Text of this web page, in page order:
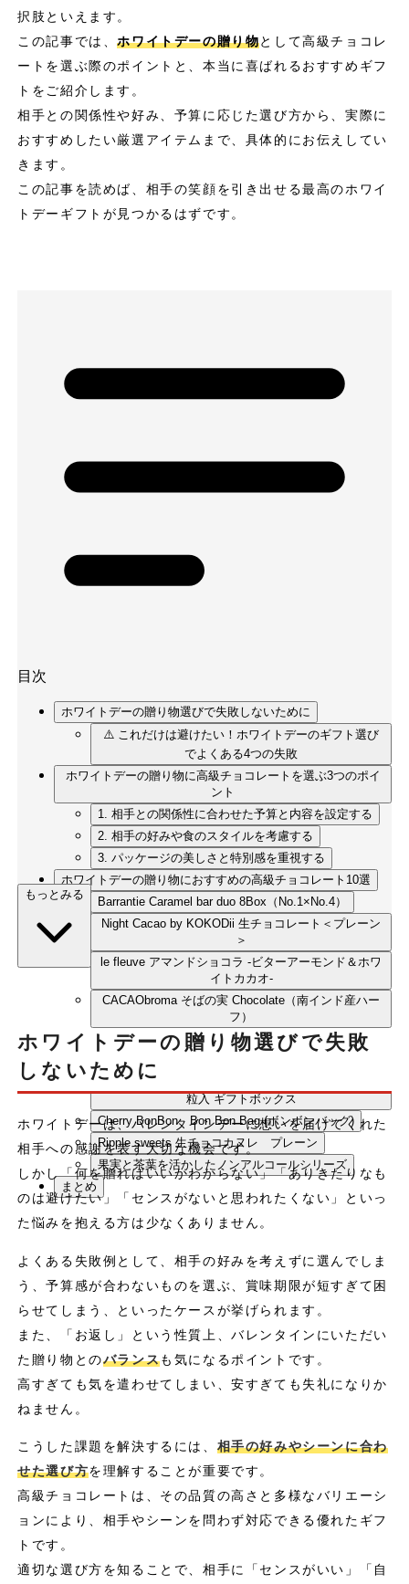
択肢といえます。
この記事では、ホワイトデーの贈り物として高級チョコレ
ートを選ぶ際のポイントと、本当に喜ばれるおすすめギフ
トをご紹介します。
相手との関係性や好み、予算に応じた選び方から、実際に
おすすめしたい厳選アイテムまで、具体的にお伝えしてい
きます。
この記事を読めば、相手の笑顔を引き出せる最高のホワイ
トデーギフトが見つかるはずです。
目次
ホワイトデーの贈り物選びで失敗しないために
⚠️ これだけは避けたい！ホワイトデーのギフト選び
でよくある4つの失敗
ホワイトデーの贈り物に高級チョコレートを選ぶ3つのポイ
ント
1. 相手との関係性に合わせた予算と内容を設定する
2. 相手の好みや食のスタイルを考慮する
3. パッケージの美しさと特別感を重視する
ホワイトデーの贈り物におすすめの高級チョコレート10選
Barrantie Caramel bar duo 8Box（No.1×No.4）
Night Cacao by KOKODii 生チョコレート＜プレーン
＞
le fleuve アマンドショコラ -ビターアーモンド＆ホワ
イトカカオ-
CACAObroma そばの実 Chocolate（南インド産ハー
フ）
siro 雫シリーズ12個入り
mimosa chocolaterie ボンボンショコラ6個入
BeBeBe chocolatier ゴーセンス プラリネ ショコラ9
粒入 ギフトボックス
Cherry BonBon Bon Bon Bag (ボンボンバッグ)
Ripple sweets 生チョコカヌレ プレーン
果実と茶葉を活かしたノンアルコールシリーズ
まとめ
もっとみる
ホワイトデーの贈り物選びで失敗
しないために
ホワイトデーは、バレンタインデーに想いを届けてくれた
相手への感謝を表す大切な機会です。
しかし「何を贈ればいいかわからない」「ありきたりなも
のは避けたい」「センスがないと思われたくない」といっ
た悩みを抱える方は少なくありません。
よくある失敗例として、相手の好みを考えずに選んでしま
う、予算感が合わないものを選ぶ、賞味期限が短すぎて困
らせてしまう、といったケースが挙げられます。
また、「お返し」という性質上、バレンタインにいただい
た贈り物とのバランスも気になるポイントです。
高すぎても気を遣わせてしまい、安すぎても失礼になりか
ねません。
こうした課題を解決するには、 相手の好みやシーンに合わ
せた選び方を理解することが重要です。
高級チョコレートは、その品質の高さと多様なバリエーシ
ョンにより、相手やシーンを問わず対応できる優れたギフ
トです。
適切な選び方を知ることで、相手に「センスがいい」「自